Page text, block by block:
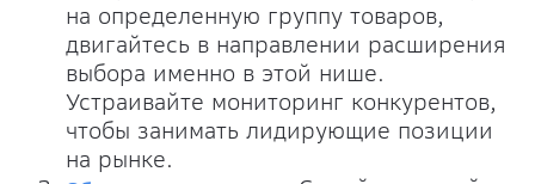
на определенную группу товаров,
двигайтесь в направлении расширения
выбора именно в этой нише.
Устраивайте мониторинг конкурентов,
чтобы занимать лидирующие позиции
на рынке.